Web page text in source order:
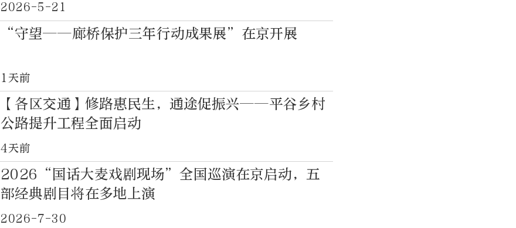
2026-5-21
“守望——廊桥保护三年行动成果展”在京开展
1天前
【各区交通】修路惠民生，通途促振兴——平谷乡村
公路提升工程全面启动
4天前
2026“国话大麦戏剧现场”全国巡演在京启动，五
部经典剧目将在多地上演
2026-7-30